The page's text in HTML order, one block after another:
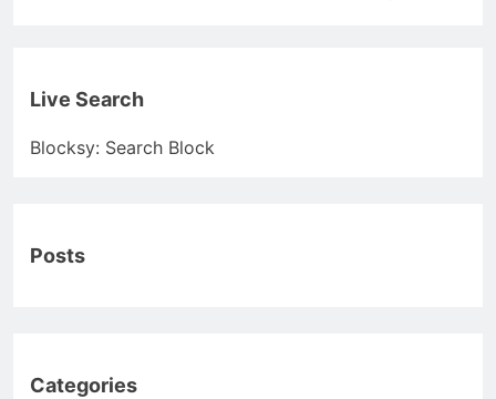
Live Search
Blocksy: Search Block
Posts
Categories